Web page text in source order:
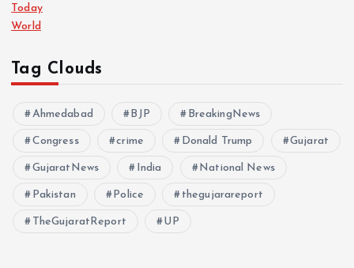
Today
World
Tag Clouds
Ahmedabad BJP BreakingNews
Congress crime Donald Trump Gujarat
GujaratNews India National News
Pakistan Police thegujarareport
TheGujaratReport UP